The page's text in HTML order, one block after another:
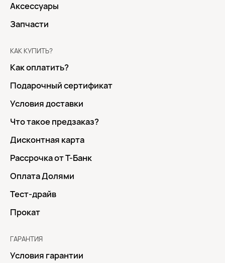
Аксессуары
Запчасти
КАК КУПИТЬ?
Как оплатить?
Подарочный сертификат
Условия доставки
Что такое предзаказ?
Дисконтная карта
Рассрочка от Т-Банк
Оплата Долями
Тест-драйв
Прокат
ГАРАНТИЯ
Условия гарантии